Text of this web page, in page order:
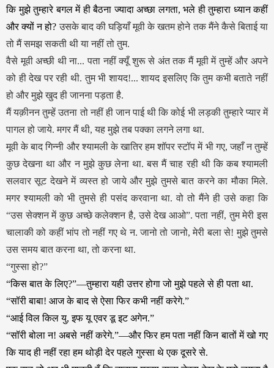
कि मुझे तुम्हारे बगल में ही बैठना ज्यादा अच्छा लगता, भले ही तुम्हारा ध्यान कहीं
और क्यों न हो? उसके बाद की घड़ियाँ मूवी के खतम होने तक मैंने कैसे बिताई या
तो मैं समझ सकती थी या नहीं तो तुम.
वैसे मूवी अच्छी थी ना... पता नहीं क्यूँ शुरू से अंत तक मैं मूवी में तुम्हें और अपने
को ही देख पर रही थी. तुम भी शायद!... शायद इसलिए कि तुम कभी बताते नहीं
हो और मुझे खुद ही जानना पड़ता है.
मैं यक़ीनन तुम्हें उतना तो नहीं ही जान पाई थी कि कोई भी लड़की तुम्हारे प्यार में
पागल हो जाये. मगर मैं थी, यह मुझे तब पक्का लगने लगा था.
मूवी के बाद गिन्नी और श्यामली के खातिर हम शॉपर स्टॉप में भी गए, जहाँ न तुम्हें
कुछ देखना था और न मुझे कुछ लेना था. बस मैं चाह रही थी कि कब श्यामली
सलवार सूट देखने में व्यस्त हो जाये और मुझे तुमसे बात करने का मौका मिले.
मगर श्यामली को भी तुमसे ही पसंद करवाना था. वो तो मैंने ही उसे कहा कि
“उस सेक्शन में कुछ अच्छे कलेक्शन है, उसे देख आओ”. पता नहीं, तुम मेरी इस
चालाकी को कहीं भांप तो नहीं गए थे न. जानो तो जानो, मेरी बला से! मुझे तुमसे
उस समय बात करना था, तो करना था.
“गुस्सा हो?”
“किस बात के लिए?”—तुम्हारा यही उत्तर होगा जो मुझे पहले से ही पता था.
“सॉरी बाबा! आज के बाद से ऐसा फिर कभी नहीं करेगे.”
“आई विल किल यु, इफ यू एवर डू इट अगेन.”
“सॉरी बोला न! अबसे नहीं करेगे.”—और फिर हम पता नहीं किन बातों में खो गए
कि याद ही नहीं रहा हम थोड़ी देर पहले गुस्सा थे एक दूसरे से.